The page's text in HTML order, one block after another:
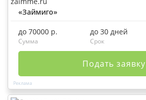
«Займиго»
до 70000 р.
Сумма
до 30 дней
Срок
Подать заявку